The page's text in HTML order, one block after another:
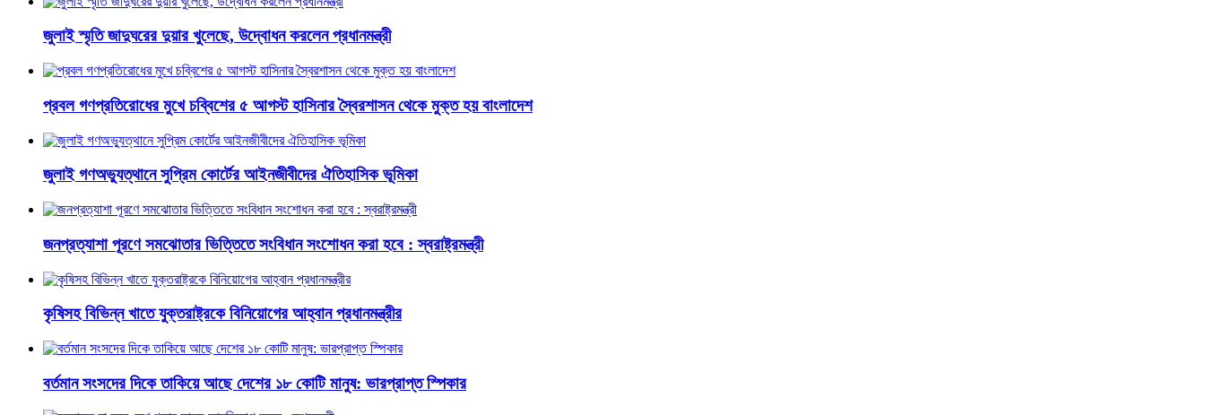
জুলাই স্মৃতি জাদুঘরের দুয়ার খুলেছে, উদ্বোধন করলেন প্রধানমন্ত্রী
প্রবল গণপ্রতিরোধের মুখে চব্বিশের ৫ আগস্ট হাসিনার স্বৈরশাসন থেকে মুক্ত হয় বাংলাদেশ
জুলাই গণঅভ্যুত্থানে সুপ্রিম কোর্টের আইনজীবীদের ঐতিহাসিক ভূমিকা
জনপ্রত্যাশা পূরণে সমঝোতার ভিত্তিতে সংবিধান সংশোধন করা হবে : স্বরাষ্ট্রমন্ত্রী
কৃষিসহ বিভিন্ন খাতে যুক্তরাষ্ট্রকে বিনিয়োগের আহ্বান প্রধানমন্ত্রীর
বর্তমান সংসদের দিকে তাকিয়ে আছে দেশের ১৮ কোটি মানুষ: ভারপ্রাপ্ত স্পিকার